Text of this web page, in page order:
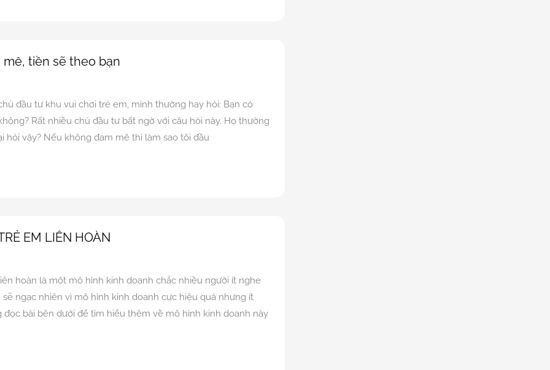
mê, tiền sẽ theo bạn
đầu tư khu vui chơi trẻ em, mình thường hay hỏi: Bạn có
Rất nhiều chủ đầu tư bất ngờ với câu hỏi này. Họ thường
hỏi vậy? Nếu không đam mê thì làm sao tôi đầu
EM LIÊN HOÀN
hoàn là một mô hình kinh doanh chắc nhiều người ít nghe
ngạc nhiên vì mô hình kinh doanh cực hiệu quả nhưng ít
đọc bài bên dưới để tìm hiểu thêm về mô hình kinh doanh này